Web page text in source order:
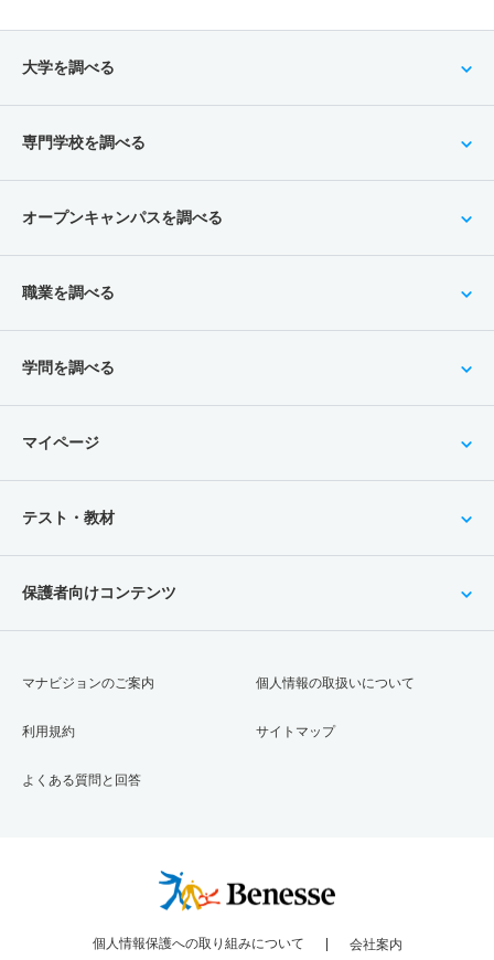
大学を調べる
専門学校を調べる
オープンキャンパスを調べる
職業を調べる
学問を調べる
マイページ
テスト・教材
保護者向けコンテンツ
マナビジョンのご案内
利用規約
よくある質問と回答
個人情報の取扱いについて
サイトマップ
個人情報保護への取り組みについて 会社案内